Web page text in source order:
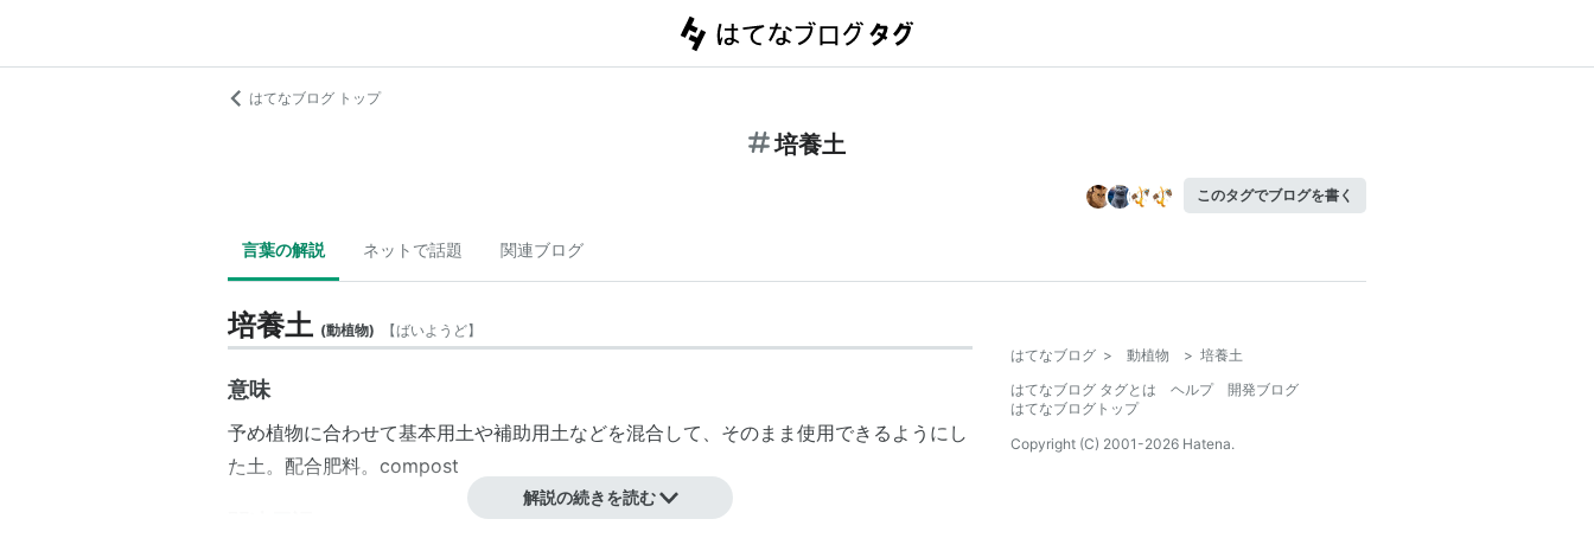
はてなブログ トップ
培養土
このタグでブログを書く
言葉の解説 ネットで話題 関連ブログ
培養土 (動植物) 【ばいようど】
意味
予め植物に合わせて基本用土や補助用土などを混合して、そのまま使用できるようにし
た土。配合肥料。compost
解説の続きを読む
はてなブログ > 動植物 > 培養土
はてなブログ タグとは
ヘルプ
開発ブログ
はてなブログトップ
Copyright (C) 2001-2026 Hatena.